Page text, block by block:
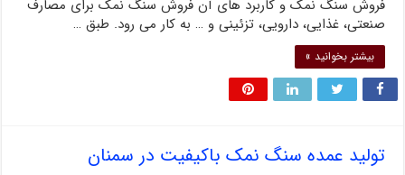
فروش سنگ نمک و کاربرد های آن فروش سنگ نمک برای مصارف
صنعتی، غذایی، دارویی، تزئینی و … به کار می رود. طبق …
بیشتر بخوانید »
تولید عمده سنگ نمک باکیفیت در سمنان